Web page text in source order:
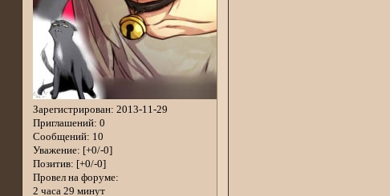
Зарегистрирован: 2013-11-29
Приглашений: 0
Сообщений: 10
Уважение: [+0/-0]
Позитив: [+0/-0]
Провел на форуме:
2 часа 29 минут